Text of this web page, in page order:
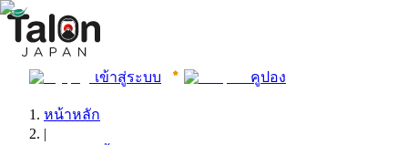
เข้าสู่ระบบ คูปอง
หน้าหลัก
|